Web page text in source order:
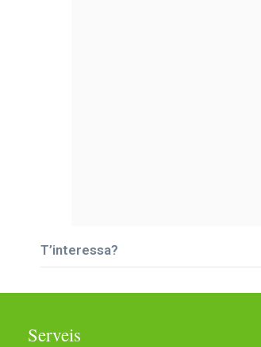
T’interessa?
Serveis